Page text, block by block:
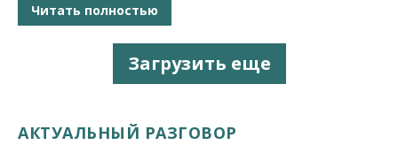
Читать полностью
Загрузить еще
АКТУАЛЬНЫЙ РАЗГОВОР